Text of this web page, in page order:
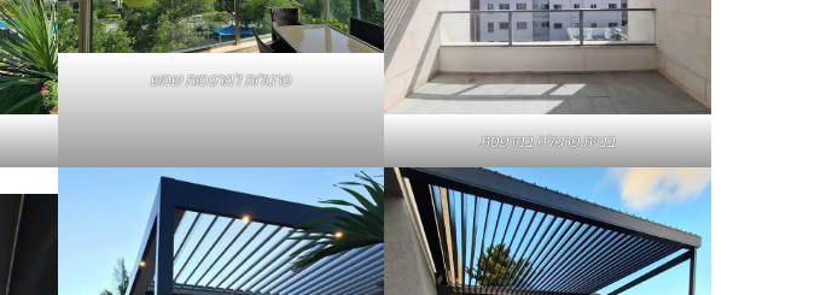
בניית פרגולה במרפסת
פרגולות למרפסות שמש